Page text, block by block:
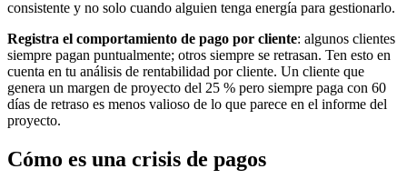
consistente y no solo cuando alguien tenga energía para gestionarlo.
Registra el comportamiento de pago por cliente: algunos clientes
siempre pagan puntualmente; otros siempre se retrasan. Ten esto en
cuenta en tu análisis de rentabilidad por cliente. Un cliente que
genera un margen de proyecto del 25 % pero siempre paga con 60
días de retraso es menos valioso de lo que parece en el informe del
proyecto.
Cómo es una crisis de pagos